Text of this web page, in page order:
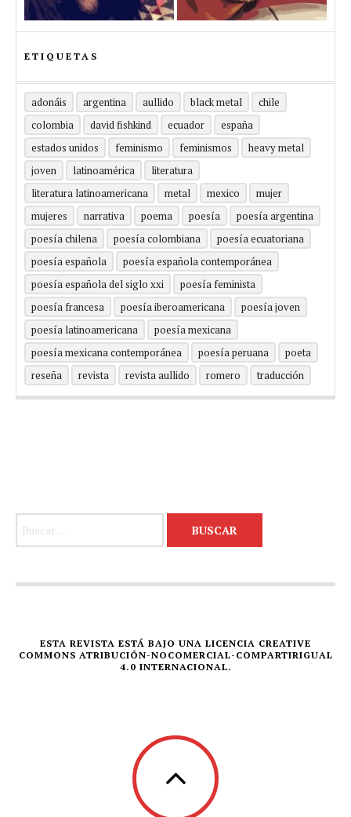
ETIQUETAS
adonáis argentina aullido black metal
chile
colombia
david fishkind ecuador
españa
estados unidos
feminismo feminismos
heavy metal
joven
latinoamérica
literatura
literatura latinoamericana
metal mexico
mujer
mujeres
narrativa poema poesía
poesía argentina
poesía chilena
poesía colombiana
poesía ecuatoriana
poesía española
poesía española contemporánea
poesía española del siglo xxi
poesía feminista
poesía francesa
poesía iberoamericana
poesía joven
poesía latinoamericana
poesía mexicana
poesía mexicana contemporánea
poesía peruana
poeta
reseña
revista revista aullido romero traducción
ESTA REVISTA ESTÁ BAJO UNA LICENCIA CREATIVE
COMMONS ATRIBUCIÓN-NOCOMERCIAL-COMPARTIRIGUAL
4.0 INTERNACIONAL.